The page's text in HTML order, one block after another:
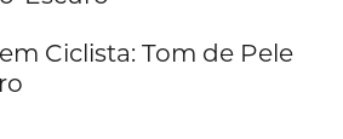
Ciclista: Tom de Pele